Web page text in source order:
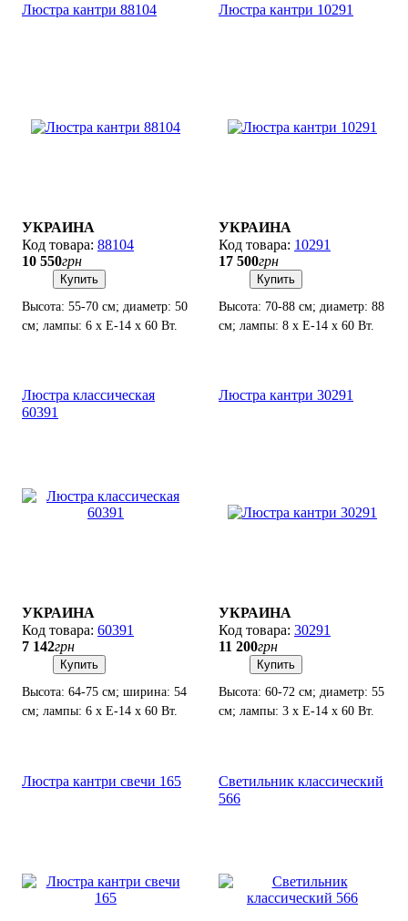
Люстра кантри 88104
УКРАИНА
88104
10 550грн
Купить
Высота: 55-70 см; диаметр: 50
см; лампы: 6 х Е-14 х 60 Вт.
Люстра кантри 10291
УКРАИНА
10291
17 500грн
Купить
Высота: 70-88 см; диаметр: 88
см; лампы: 8 х Е-14 х 60 Вт.
Люстра классическая
60391
УКРАИНА
60391
7 142грн
Купить
Высота: 64-75 см; ширина: 54
см; лампы: 6 х Е-14 х 60 Вт.
Люстра кантри 30291
УКРАИНА
30291
11 200грн
Купить
Высота: 60-72 см; диаметр: 55
см; лампы: 3 х Е-14 х 60 Вт.
Люстра кантри свечи 165
Светильник классический
566